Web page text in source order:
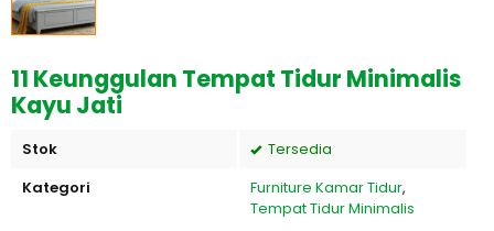
11 Keunggulan Tempat Tidur Minimalis
Kayu Jati
Stok
Tersedia
Kategori
Furniture Kamar Tidur,
Tempat Tidur Minimalis